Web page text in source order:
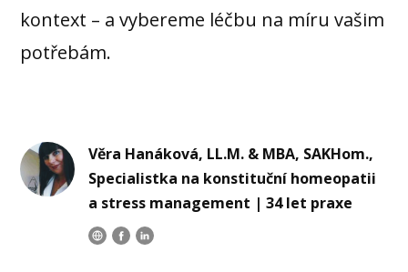
kontext – a vybereme léčbu na míru vašim
potřebám.
Věra Hanáková, LL.M. & MBA, SAKHom.,
Specialistka na konstituční homeopatii
a stress management | 34 let praxe